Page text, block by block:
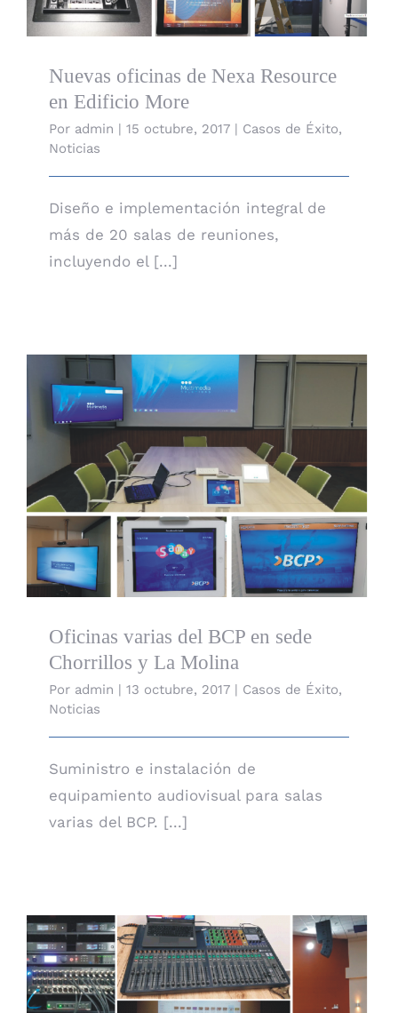
Nuevas oficinas de Nexa Resource
en Edificio More
Por admin 15 octubre, 2017 Casos de Éxito,
Noticias
Diseño e implementación integral de
más de 20 salas de reuniones,
incluyendo el [...]
Oficinas varias del BCP en sede Chorrillos y La
Molina
Oficinas varias del BCP en sede
Chorrillos y La Molina
Por admin | 13 octubre, 2017 | Casos de Éxito,
Noticias
Suministro e instalación de
equipamiento audiovisual para salas
varias del BCP. [...]